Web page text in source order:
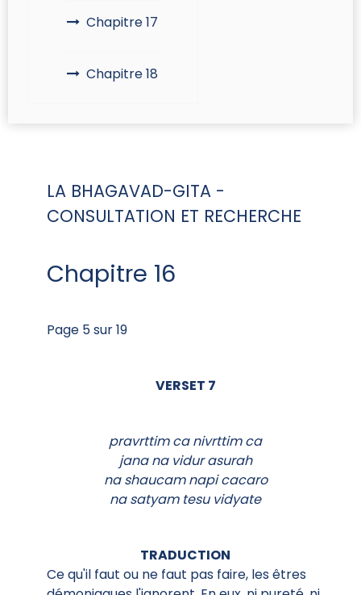
Chapitre 17
Chapitre 18
LA BHAGAVAD-GITA -
CONSULTATION ET RECHERCHE
Chapitre 16
Page 5 sur 19
VERSET 7
pravrttim ca nivrttim ca
jana na vidur asurah
na shaucam napi cacaro
na satyam tesu vidyate
TRADUCTION
Ce qu'il faut ou ne faut pas faire, les êtres